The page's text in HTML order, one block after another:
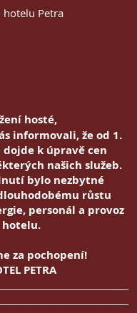
hotelu Petra
hosté,
informovali, že od 1.
dojde k úpravě cen
našich služeb.
bylo nezbytné
růstu
personál a provoz
hotelu.
za pochopení!
PETRA